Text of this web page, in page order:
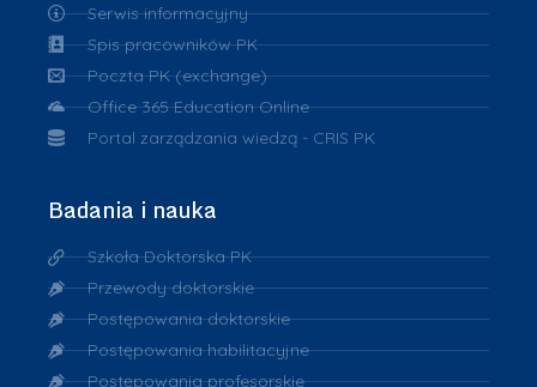
Serwis informacyjny
Spis pracowników PK
Poczta PK (exchange)
Office 365 Education Online
Portal zarządzania wiedzą - CRIS PK
Badania i nauka
Szkoła Doktorska PK
Przewody doktorskie
Postępowania doktorskie
Postępowania habilitacyjne
Postępowania profesorskie